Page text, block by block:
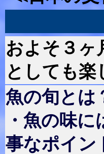
およそ３ヶ
としても
魚の旬とは
・魚の味
事なポイン